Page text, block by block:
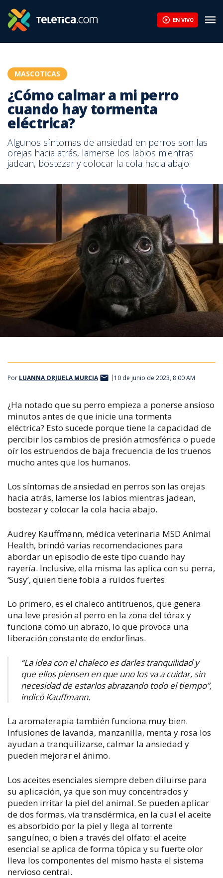
EN VIVO
MASCOTICAS
¿Cómo calmar a mi perro
cuando hay tormenta
eléctrica?
Algunos síntomas de ansiedad en perros son las
orejas hacia atrás, lamerse los labios mientras
jadean, bostezar y colocar la cola hacia abajo.
Por LUANNA ORJUELA MURCIA 10 de junio de 2023, 8:00 AM
¿Ha notado que su perro empieza a ponerse ansioso
minutos antes de que inicie una tormenta
eléctrica? Esto sucede porque tiene la capacidad de
percibir los cambios de presión atmosférica o puede
oír los estruendos de baja frecuencia de los truenos
mucho antes que los humanos.
Los síntomas de ansiedad en perros son las orejas
hacia atrás, lamerse los labios mientras jadean,
bostezar y colocar la cola hacia abajo.
Audrey Kauffmann, médica veterinaria MSD Animal
Health, brindó varias recomendaciones para
abordar un episodio de este tipo cuando hay
rayería. Inclusive, ella misma las aplica con su perra,
‘Susy’, quien tiene fobia a ruidos fuertes.
Lo primero, es el chaleco antitruenos, que genera
una leve presión al perro en la zona del tórax y
funciona como un abrazo, lo que provoca una
liberación constante de endorfinas.
“La idea con el chaleco es darles tranquilidad y
que ellos piensen en que uno los va a cuidar, sin
necesidad de estarlos abrazando todo el tiempo”,
indicó Kauffmann.
La aromaterapia también funciona muy bien.
Infusiones de lavanda, manzanilla, menta y rosa los
ayudan a tranquilizarse, calmar la ansiedad y
pueden mejorar el ánimo.
Los aceites esenciales siempre deben diluirse para
su aplicación, ya que son muy concentrados y
pueden irritar la piel del animal. Se pueden aplicar
de dos formas, vía transdérmica, en la cual el aceite
es absorbido por la piel y llega al torrente
sanguíneo; o bien a través del olfato: el aceite
esencial se aplica de forma tópica y su fuerte olor
lleva los componentes del mismo hasta el sistema
nervioso central.